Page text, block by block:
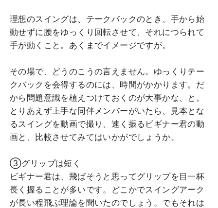
理想のスイングは、テークバックのとき、手から始
動せずに腰をゆっくり回転させて、それにつられて
手が動くこと。あくまでイメージですが。
その場で、どうのこうの言えません。ゆっくりテー
クバックを会得するのには、時間がかかります。だ
から問題意識を植えつけておくのが大事かな、と。
とりあえず上手な同伴メンバーがいたら、見本とな
るスイングを動画で撮り、速く振るビギナー君の動
画と、比較させてみてはいかがでしょうか。
③グリップは短く
ビギナー君は、飛ばそうと思ってグリップを目一杯
長く握ることが多いです。どこかでスイングアーク
が長い程飛ぶ理論を聞いたのでしょう。でもそれは